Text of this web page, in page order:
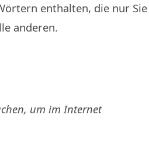
enthalten, die nur Sie
anderen.
um im Internet